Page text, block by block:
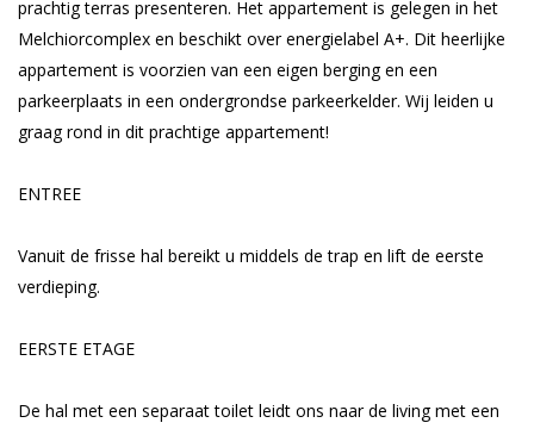
prachtig terras presenteren. Het appartement is gelegen in het
Melchiorcomplex en beschikt over energielabel A+. Dit heerlijke
appartement is voorzien van een eigen berging en een
parkeerplaats in een ondergrondse parkeerkelder. Wij leiden u
graag rond in dit prachtige appartement!
ENTREE
Vanuit de frisse hal bereikt u middels de trap en lift de eerste
verdieping.
EERSTE ETAGE
De hal met een separaat toilet leidt ons naar de living met een